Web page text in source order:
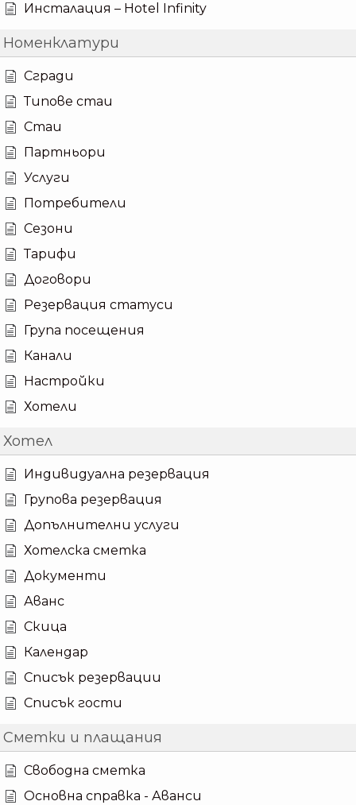
Инсталация – Hotel Infinity
Номенклатури
Сгради
Типове стаи
Стаи
Партньори
Услуги
Потребители
Сезони
Тарифи
Договори
Резервация статуси
Група посещения
Канали
Настройки
Хотели
Хотел
Индивидуална резервация
Групова резервация
Допълнителни услуги
Хотелска сметка
Документи
Аванс
Скица
Календар
Списък резервации
Списък гости
Сметки и плащания
Свободна сметка
Основна справка - Аванси